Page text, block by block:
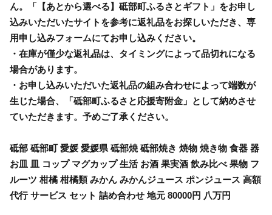
ん。「【あとから選べる】砥部町ふるさとギフト」をお申し
込みいただいたサイトを参考に返礼品をお探しいただき、専
用申し込みフォームにてお申し込みください。
・在庫が僅少な返礼品は、タイミングによって品切れになる
場合があります。
・お申し込みいただいた返礼品の組み合わせによって端数が
生じた場合、「砥部町ふるさと応援寄附金」として納めさせ
ていただきます。予めご了承ください。
砥部 砥部町 愛媛 愛媛県 砥部焼 砥部焼き 焼物 焼き物 食器 器
お皿 皿 コップ マグカップ 生活 お酒 果実酒 飲み比べ 果物 フ
ルーツ 柑橘 柑橘類 みかん みかんジュース ポンジュース 高額
代行 サービス セット 詰め合わせ 地元 80000円 八万円